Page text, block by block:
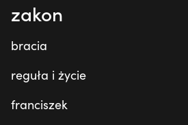
zakon
bracia
reguła i życie
franciszek